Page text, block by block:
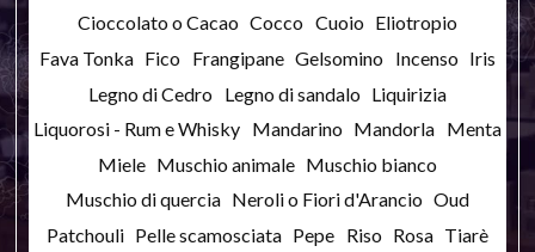
Cioccolato o Cacao Cocco Cuoio Eliotropio
Fava Tonka Fico Frangipane Gelsomino Incenso Iris
Legno di Cedro Legno di sandalo Liquirizia
Liquorosi - Rum e Whisky Mandarino Mandorla Menta
Miele Muschio animale Muschio bianco
Muschio di quercia Neroli o Fiori d'Arancio Oud
Patchouli Pelle scamosciata Pepe Riso Rosa Tiarè